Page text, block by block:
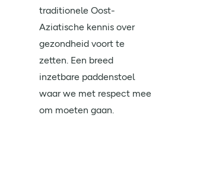
traditionele Oost-
Aziatische kennis over
gezondheid voort te
zetten. Een breed
inzetbare paddenstoel
waar we met respect mee
om moeten gaan.